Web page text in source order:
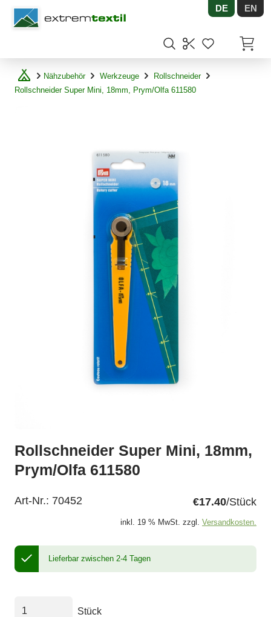
Shopware DE EN
Nähzubehör Werkzeuge
Rollschneider
Rollschneider Super Mini, 18mm, Prym/Olfa 611580
Rollschneider Super Mini, 18mm,
Prym/Olfa 611580
Art-Nr.: 70452 €17.40/Stück
inkl. 19 % MwSt. zzgl. Versandkosten.
Lieferbar zwischen 2-4 Tagen
Stück